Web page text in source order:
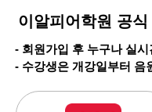
이알피어학원 공식
- 회원가입 후 누구나 실
- 수강생은 개강일부터 음